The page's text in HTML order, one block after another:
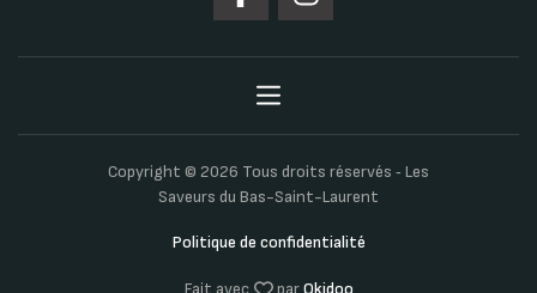
Copyright © 2026 Tous droits réservés ‐ Les
Saveurs du Bas-Saint-Laurent
Politique de confidentialité
Fait avec parOkidoo